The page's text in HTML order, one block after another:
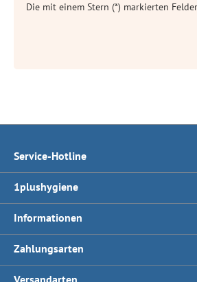
Die mit einem Stern (*) markierten
Service-Hotline
1plushygiene
Informationen
Zahlungsarten